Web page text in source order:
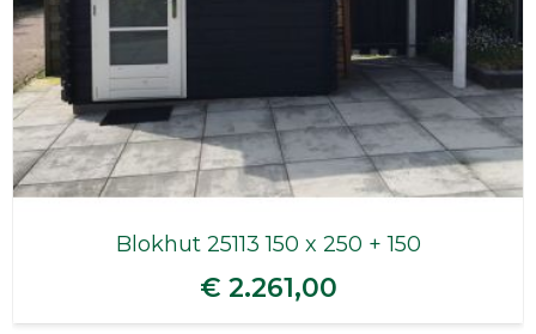
Blokhut 25113 150 x 250 + 150
€ 2.261,00